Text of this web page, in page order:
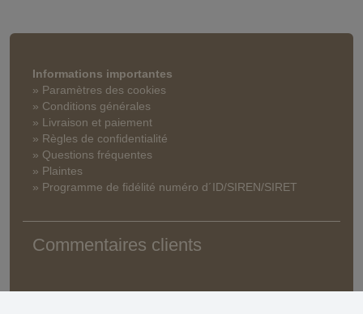
Informations importantes
» Paramètres des cookies
» Conditions générales
» Livraison et paiement
» Règles de confidentialité
» Questions fréquentes
» Plaintes
» Programme de fidélité numéro d´ID/SIREN/SIRET
Commentaires clients